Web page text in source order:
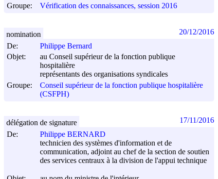
Groupe:
Vérification des connaissances, session 2016
De:
Philippe Bernard
Objet:
au Conseil supérieur de la fonction publique
hospitalière
représentants des organisations syndicales
Groupe:
Conseil supérieur de la fonction publique hospitalière
(CSFPH)
nomination 20/12/2016
De:
Philippe BERNARD
technicien des systèmes d'information et de
communication, adjoint au chef de la section de soutien
des services centraux à la division de l'appui technique
délégation de signature 17/11/2016